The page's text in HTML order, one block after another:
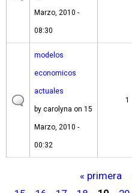
Marzo, 2010 -
08:30
modelos
economicos
actuales
by carolyna on 15
Marzo, 2010 -
00:32
1
P
« primera